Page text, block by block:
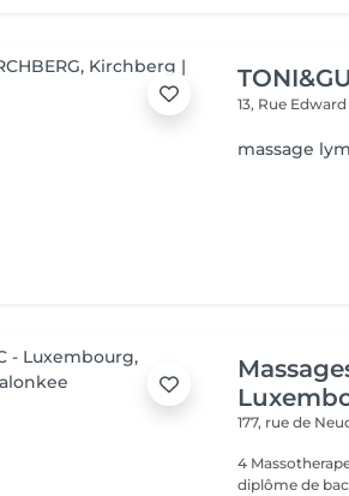
13, Rue
massage
177, rue de
4
diplôme de